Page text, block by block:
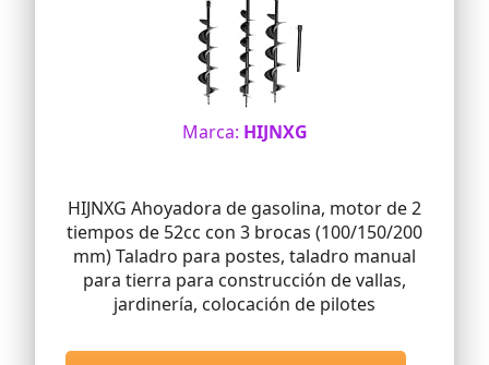
Marca: HIJNXG
HIJNXG Ahoyadora de gasolina, motor de 2
tiempos de 52cc con 3 brocas (100/150/200
mm) Taladro para postes, taladro manual
para tierra para construcción de vallas,
jardinería, colocación de pilotes